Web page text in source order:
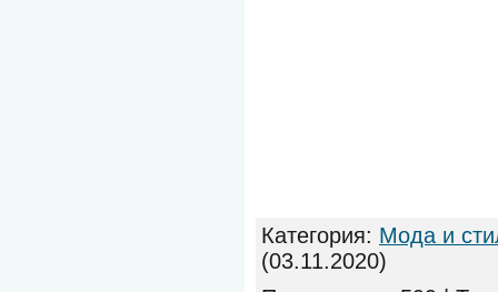
Категория: Мода и
(03.11.2020)